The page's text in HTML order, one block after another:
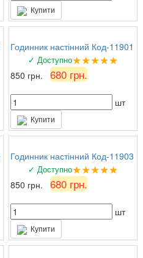
Купити
Годинник настінний Код-11901
✓ Доступно★★★★★
850 грн. 680 грн.
шт
Купити
Годинник настінний Код-11903
✓ Доступно★★★★★
850 грн. 680 грн.
шт
Купити